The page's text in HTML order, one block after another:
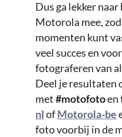
Dus ga lekker
Motorola mee,
momenten kunt
veel succes en
fotograferen van
Deel je resultaten
met#motofotoen
nlofMotorola-be
foto voorbij in de